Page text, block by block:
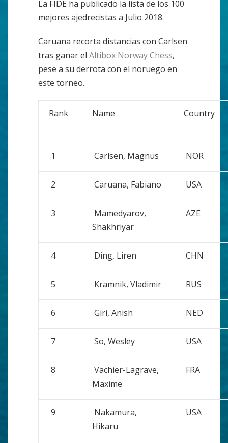
La FIDE ha publicado la lista de los 100
mejores ajedrecistas a Julio 2018.
Caruana recorta distancias con Carlsen
tras ganar el Altibox Norway Chess,
pese a su derrota con el noruego en
este torneo.
Rank Name Country
1 Carlsen, Magnus NOR
2 Caruana, Fabiano USA
3
Mamedyarov,
Shakhriyar
AZE
4 Ding, Liren CHN
5 Kramnik, Vladimir RUS
6 Giri, Anish NED
7 So, Wesley USA
8
Vachier-Lagrave,
Maxime
FRA
9
Nakamura,
Hikaru
USA